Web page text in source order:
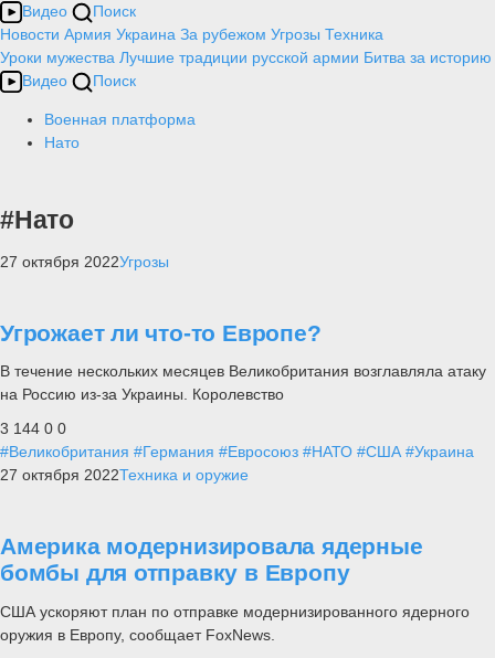
Видео
Поиск
Новости Армия Украина За рубежом Угрозы Техника
Уроки мужества Лучшие традиции русской армии Битва за историю
Видео
Поиск
Военная платформа
Нато
#Нато
27 октября 2022Угрозы
Угрожает ли что-то Европе?
В течение нескольких месяцев Великобритания возглавляла атаку
на Россию из-за Украины. Королевство
3 144 0 0
#Великобритания #Германия #Евросоюз #НАТО #США #Украина
27 октября 2022Техника и оружие
Америка модернизировала ядерные
бомбы для отправку в Европу
США ускоряют план по отправке модернизированного ядерного
оружия в Европу, сообщает FoxNews.